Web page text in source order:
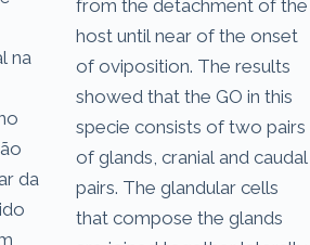
na
da
from the detachment of the
host until near of the onset
of oviposition. The results
showed that the GO in this
specie consists of two pairs
of glands, cranial and caudal
pairs. The glandular cells
that compose the glands